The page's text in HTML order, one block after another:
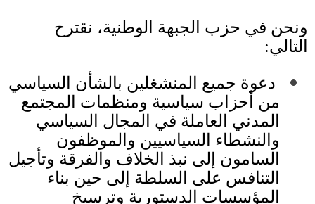
ونحن في حزب الجبهة الوطنية، نقترح
التالي:
دعوة جميع المنشغلين بالشأن السياسي
من أحزاب سياسية ومنظمات المجتمع
المدني العاملة في المجال السياسي
والنشطاء السياسيين والموظفون
السامون إلى نبذ الخلاف والفرقة وتأجيل
التنافس على السلطة إلى حين بناء
المؤسسات الدستورية وترسيخ